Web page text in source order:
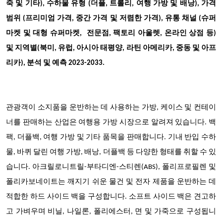
죽 및 기타), 수하물 유형 (더플, 트롤리, 여행 가방 및 배낭), 가격
범위 (프리미엄 가격, 중간 가격 및 저렴한 가격), 유통 채널 (슈퍼
마켓 및 대형 슈퍼마켓, 전문점, 팩토리 아울렛, 온라인 상점 등)
및 지역별(북미, 유럽, 아시아 태평양, 라틴 아메리카, 중동 및 아프
리카), 분석 및 예측 2023-2033.
관광객이 소지품을 운반하는 데 사용하는 가방, 케이스 및 컨테이
너를 판매하는 산업은 여행용 가방 시장으로 알려져 있습니다. 백
팩, 더플백, 여행 가방 및 기타 품목을 판매합니다. 기내 반입 수하
물, 바퀴 달린 여행 가방, 배낭, 더플백 등 다양한 형태를 취할 수 있
습니다. 아크릴로니트릴-부타디엔-스티렌(ABS), 폴리프로필렌 및
폴리카보네이트는 깨지기 쉬운 물건 및 전자 제품을 운반하는 데
적합한 하드 사이드 백을 구성합니다. 소프트 사이드 백은 견고하
고 가벼우며 비닐, 나일론, 폴리에스터, 면 및 가죽으로 구성됩니